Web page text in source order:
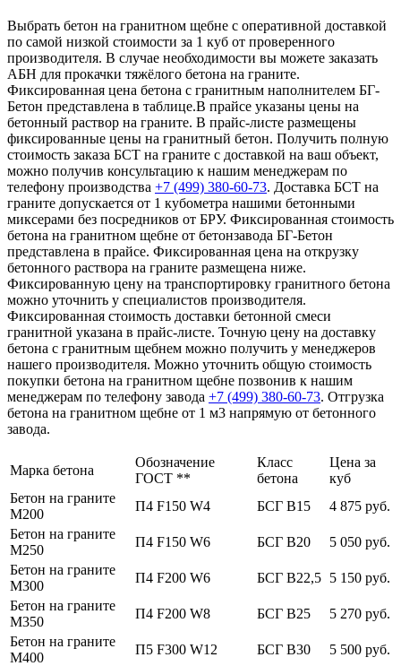
Выбрать бетон на гранитном щебне с оперативной доставкой
по самой низкой стоимости за 1 куб от проверенного
производителя. В случае необходимости вы можете заказать
АБН для прокачки тяжёлого бетона на граните.
Фиксированная цена бетона с гранитным наполнителем БГ-
Бетон представлена в таблице.В прайсе указаны цены на
бетонный раствор на граните. В прайс-листе размещены
фиксированные цены на гранитный бетон. Получить полную
стоимость заказа БСТ на граните с доставкой на ваш объект,
можно получив консультацию к нашим менеджерам по
телефону производства +7 (499) 380-60-73. Доставка БСТ на
граните допускается от 1 кубометра нашими бетонными
миксерами без посредников от БРУ. Фиксированная стоимость
бетона на гранитном щебне от бетонзавода БГ-Бетон
представлена в прайсе. Фиксированная цена на открузку
бетонного раствора на граните размещена ниже.
Фиксированную цену на транспортировку гранитного бетона
можно уточнить у специалистов производителя.
Фиксированная стоимость доставки бетонной смеси
гранитной указана в прайс-листе. Точную цену на доставку
бетона с гранитным щебнем можно получить у менеджеров
нашего производителя. Можно уточнить общую стоимость
покупки бетона на гранитном щебне позвонив к нашим
менеджерам по телефону завода +7 (499) 380-60-73. Отгрузка
бетона на гранитном щебне от 1 м3 напрямую от бетонного
завода.
Марка бетона
Обозначение
ГОСТ **
Класс
бетона
Цена за
куб
Бетон на граните
М200
П4 F150 W4 БСГ В15
4 875 руб.
Бетон на граните
М250
П4 F150 W6 БСГ В20
5 050 руб.
Бетон на граните
М300
П4 F200 W6 БСГ В22,5 5 150 руб.
Бетон на граните
М350
П4 F200 W8 БСГ В25
5 270 руб.
Бетон на граните
М400
П5 F300 W12 БСГ В30
5 500 руб.